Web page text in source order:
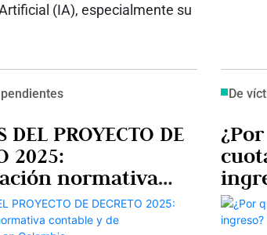
(IA), especialmente su
DEL PROYECTO DE
2025:
normativa
y de
en Colombia
De